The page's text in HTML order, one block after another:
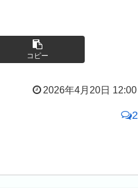
コピー
2026年4月20日 12:00
2